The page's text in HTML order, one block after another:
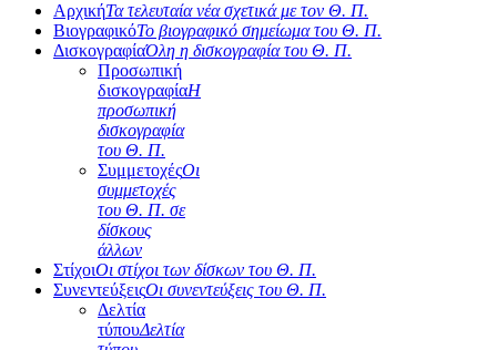
ΑρχικήΤα τελευταία νέα σχετικά με τον Θ. Π.
ΒιογραφικόΤο βιογραφικό σημείωμα του Θ. Π.
ΔισκογραφίαΌλη η δισκογραφία του Θ. Π.
Προσωπική
δισκογραφίαΗ
προσωπική
δισκογραφία
του Θ. Π.
ΣυμμετοχέςΟι
συμμετοχές
του Θ. Π. σε
δίσκους
άλλων
ΣτίχοιΟι στίχοι των δίσκων του Θ. Π.
ΣυνεντεύξειςΟι συνεντεύξεις του Θ. Π.
Δελτία
τύπουΔελτία